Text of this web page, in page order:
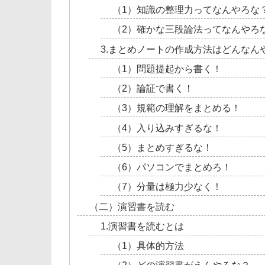
（1）知識の整理力ってなんやろな
（2）確かな三段論法ってなんやろ
3.まとめノートの作成方法はどんなん
（1）問題提起から書く！
（2）論証で書く！
（3）規範の理解をまとめる！
（4）入り込みすぎるな！
（5）まとめすぎるな！
（6）パソコンでまとめろ！
（7）分量は極力少なく！
（二）演習書を読む
1.演習書を読むとは
（1）具体的方法